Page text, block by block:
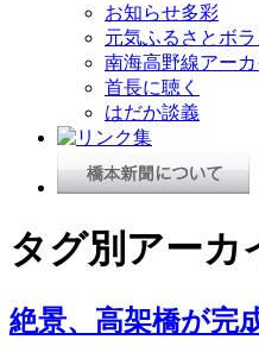
お知らせ多彩
元気ふるさとボ
南海高野線アーカ
首長に聴く
はだか談義
タグ別アーカ
絶景、高架橋が完